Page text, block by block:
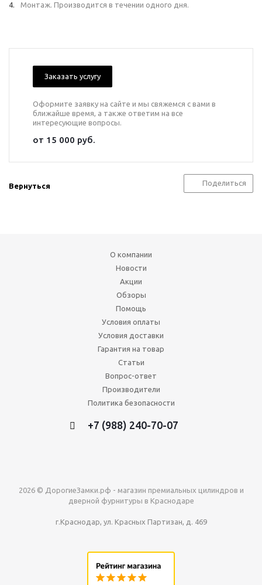
Монтаж. Производится в течении одного дня.
Заказать услугу
Оформите заявку на сайте и мы свяжемся с вами в
ближайше время, а также ответим на все
интересующие вопросы.
от 15 000 руб.
Вернуться Поделиться
О компании
Новости
Акции
Обзоры
Помощь
Условия оплаты
Условия доставки
Гарантия на товар
Статьи
Вопрос-ответ
Производители
Политика безопасности
+7 (988) 240-70-07
2026 © ДорогиеЗамки.рф - магазин премиальных цилиндров и
дверной фурнитуры в Краснодаре
г.Краснодар, ул. Красных Партизан, д. 469